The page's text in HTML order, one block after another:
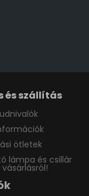
és szállítás
ötletek
lámpa és csillár